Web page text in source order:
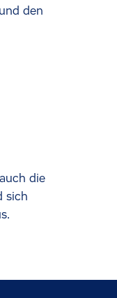
den
die
sich